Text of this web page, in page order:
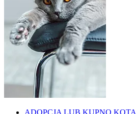
ADOPCJA LUB KUPNO KOTA